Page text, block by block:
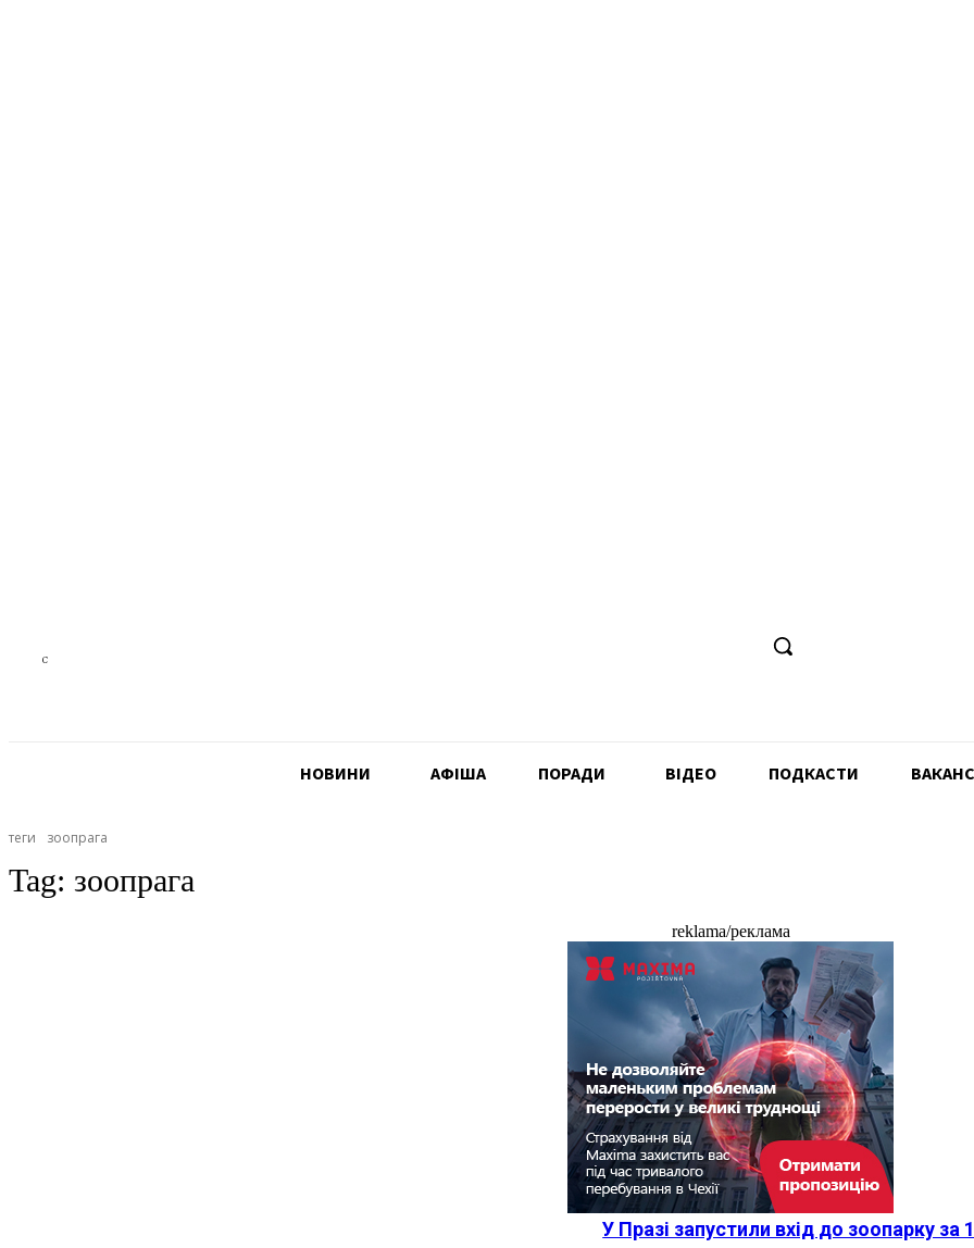
C
НОВИНИ АФIША ПОРАДИ ВІДЕО ПОДКАСТИ
теги зоопрага
Tag: зоопрага
reklama/реклама
У Празі запустили вхід до зоопарку